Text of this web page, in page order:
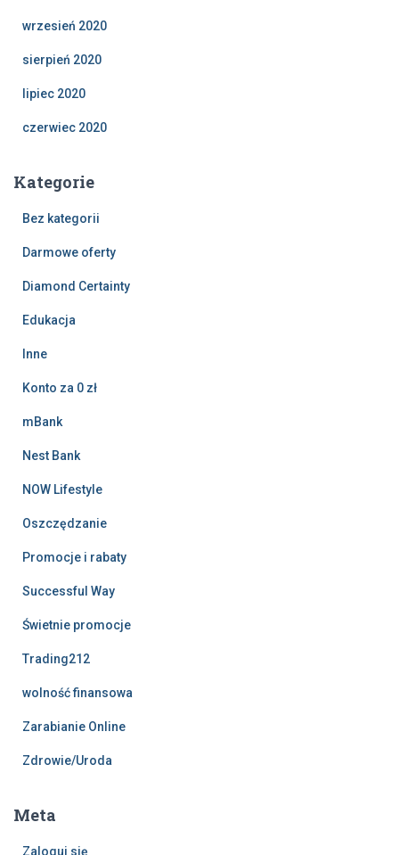
wrzesień 2020
sierpień 2020
lipiec 2020
czerwiec 2020
Kategorie
Bez kategorii
Darmowe oferty
Diamond Certainty
Edukacja
Inne
Konto za 0 zł
mBank
Nest Bank
NOW Lifestyle
Oszczędzanie
Promocje i rabaty
Successful Way
Świetnie promocje
Trading212
wolność finansowa
Zarabianie Online
Zdrowie/Uroda
Meta
Zaloguj się